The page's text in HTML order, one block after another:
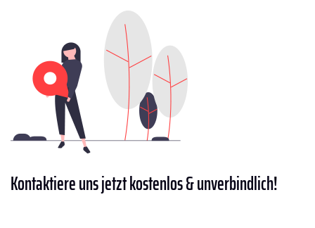
Kontaktiereuns jetzt kostenlos & unverbindlich!